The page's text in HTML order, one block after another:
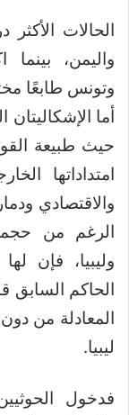
الحالات الأكثر
واليمن،
وتونس طابعًا
أما الإشكاليتان
حيث طبيعة
امتداداتها
والاقتصادي
الرغم من
وليبيا، فإن
الحاكم السابق
المعادلة من
ليبيا.
فدخول